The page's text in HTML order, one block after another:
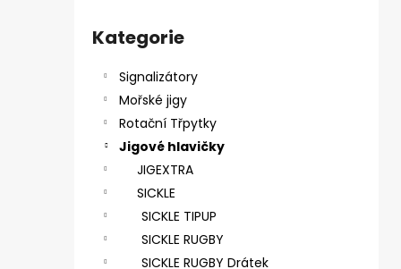
Přeskočit
kategorie
Kategorie
Signalizátory
Mořské jigy
Rotační Třpytky
Jigové hlavičky
JIGEXTRA
SICKLE
SICKLE TIPUP
SICKLE RUGBY
SICKLE RUGBY Drátek